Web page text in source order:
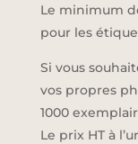
Le minimum
pour les
Si vous
vos propres
1000
Le prix HT à